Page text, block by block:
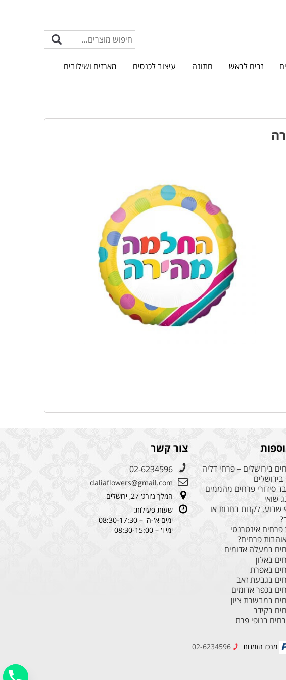
זרים לראש חתונה עיצוב לכנסים מארזים ושילובים
בירושלים – פרחי דליה
בירושלים
סידורי פרחים מהממים
שואי
שבוע, לקנות בחנות או
פרחים אינטרנטי
פרחים?
במעלה אדומים
באלון
באפרת
בגבעת זאב
בכפר אדומים
במבשרת ציון
בקידר
בנופי פרת
צור קשר
02-6234596
daliaflowers@gmail.com
המלך ג'ורג' 27, ירושלים
שעות פעילות:
ימים א'-ה' – 08:30-17:30
ימי ו' – 08:30-15:00
מרכז הזמנות 02-6234596